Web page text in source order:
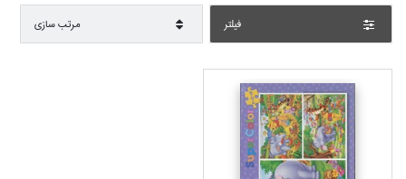
فيلتر مرتب سازي